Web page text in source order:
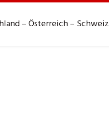
– Österreich – Schweiz